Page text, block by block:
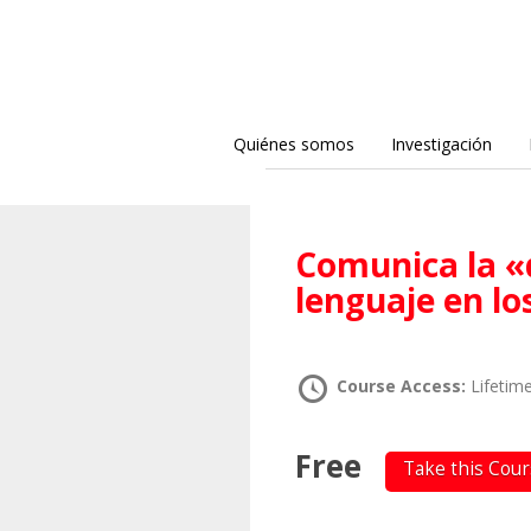
Quiénes somos Investigación
Comunica la «discapacidad»: perspectivas y
lenguaje en
Course Access:
Free Take this